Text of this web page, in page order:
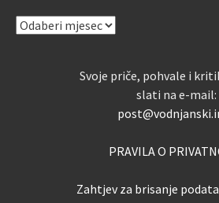
ARHIVA
Svoje priče, pohvale i
slati na e-mail:
PRAVILA O
Zahtjev za brisanje